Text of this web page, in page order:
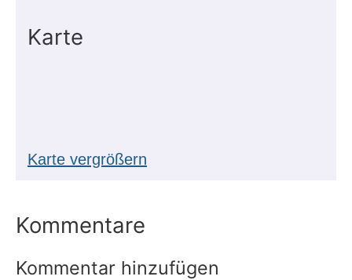
Karte
Karte vergrößern
Kommentare
Kommentar hinzufügen